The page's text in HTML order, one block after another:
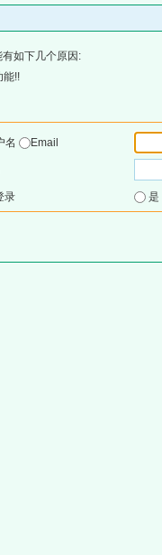
如下几个原因:
能!!
名
Email
录